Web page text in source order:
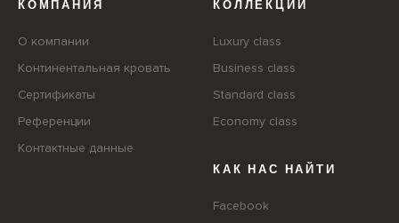
КОМПАНИЯ
О компании
Континентальная кровать
Сертификаты
Референции
Контактные данные
КОЛЛЕКЦИИ
Luxury class
Business class
Standard class
Economy class
КАК НАС НАЙТИ
Facebook